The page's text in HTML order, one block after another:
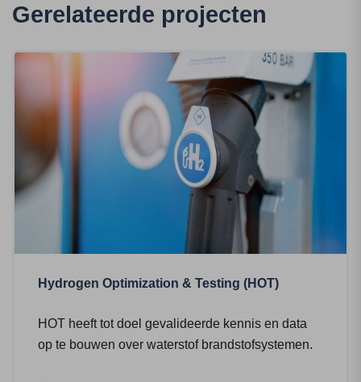
Gerelateerde projecten
Hydrogen Optimization & Testing (HOT)
HOT heeft tot doel gevalideerde kennis en data
op te bouwen over waterstof brandstofsystemen.